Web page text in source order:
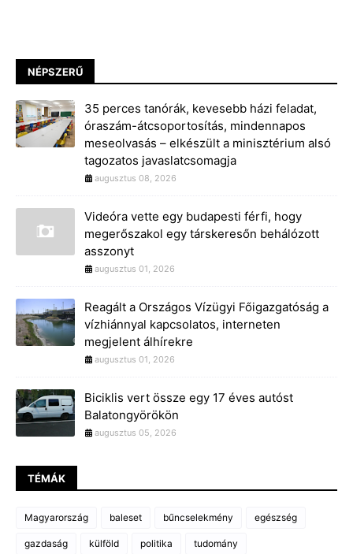
NÉPSZERŰ
35 perces tanórák, kevesebb házi feladat,
óraszám-átcsoportosítás, mindennapos
meseolvasás – elkészült a minisztérium alsó
tagozatos javaslatcsomagja
augusztus 08, 2026
Videóra vette egy budapesti férfi, hogy
megerőszakol egy társkeresőn behálózott
asszonyt
augusztus 01, 2026
Reagált a Országos Vízügyi Főigazgatóság a
vízhiánnyal kapcsolatos, interneten
megjelent álhírekre
augusztus 01, 2026
Biciklis vert össze egy 17 éves autóst
Balatongyörökön
augusztus 05, 2026
TÉMÁK
Magyarország baleset bűncselekmény egészség
gazdaság külföld politika tudomány